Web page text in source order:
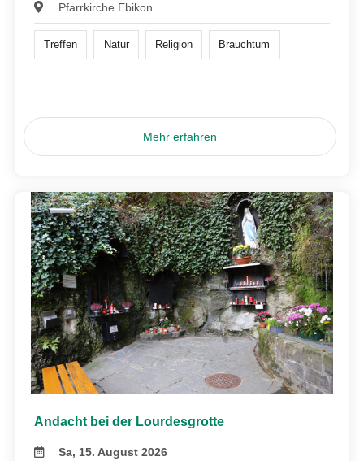
Pfarrkirche Ebikon
Treffen Natur Religion Brauchtum
Mehr erfahren
Andacht bei der Lourdesgrotte
Sa, 15. August 2026